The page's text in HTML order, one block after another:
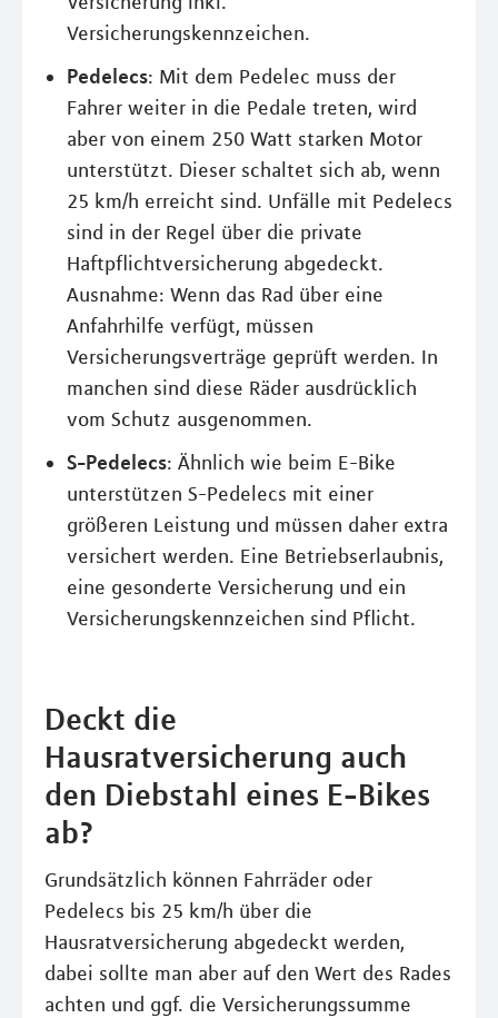
Versicherungskennzeichen.
Pedelecs: Mit dem Pedelec muss der
Fahrer weiter in die Pedale treten, wird
aber von einem 250 Watt starken Motor
unterstützt. Dieser schaltet sich ab, wenn
25 km/h erreicht sind. Unfälle mit Pedelecs
sind in der Regel über die private
Haftpflichtversicherung abgedeckt.
Ausnahme: Wenn das Rad über eine
Anfahrhilfe verfügt, müssen
Versicherungsverträge geprüft werden. In
manchen sind diese Räder ausdrücklich
vom Schutz ausgenommen.
S-Pedelecs: Ähnlich wie beim E-Bike
unterstützen S-Pedelecs mit einer
größeren Leistung und müssen daher extra
versichert werden. Eine Betriebserlaubnis,
eine gesonderte Versicherung und ein
Versicherungskennzeichen sind Pflicht.
Deckt die
Hausratversicherung auch
den Diebstahl eines E-Bikes
ab?
Grundsätzlich können Fahrräder oder
Pedelecs bis 25 km/h über die
Hausratversicherung abgedeckt werden,
dabei sollte man aber auf den Wert des Rades
achten und ggf. die Versicherungssumme